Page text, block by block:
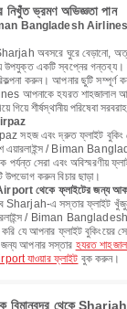
নিখুঁত ভ্রমণ অভিজ্ঞতা পান
/ Biman Bangladesh
অবসরে ঘুরে বেড়ানো,
উপযুক্ত একটি স্বপ্নের গন্তব্য।
করুন। আপনার ছুটি সম্পূর্ণ
হযরত শাহজালাল
শীর্ষস্থানীয় পরিষেবা
সহজ এবং দ্রুত ফ্লাইট
এয়ারলাইন্স / Biman
পর্যন্ত সেরা এবং অবিস্মরণীয়
উপভোগ করুন বিচার ছাড়া।
থেকে ফ্লাইটের জন্য
Sharjah-এ সস্তার ফ্লাইট
/ Biman
যে আপনার ফ্লাইট বুকিংয়ের
জন্য আপনার সস্তার হযরত
যাওয়ার ফ্লাইট বুক করুন।
বিমানবন্দর থেকে